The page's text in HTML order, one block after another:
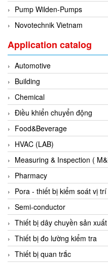
Exide Technologies Vietnam
EXOR
FANUC
FDM/ F.lli Della Marca Srl
FEIN
Felm
FESTO
FHF (EATON Crouse-Hinds)
Fife/ Maxcess
Fimet
Fine Suntronix
FineTek
Finna Sensors Vietnam
Fireye
Fischer
Fisher
Pump Wilden-Pumps
Novotechnik Vietnam
Application catalog
Automotive
Building
Chemical
Điều khiển chuyển động
Food&Beverage
HVAC (LAB)
Measuring & Inspection (
Pharmacy
Pora - thiết bị kiểm soát vị trí
Semi-conductor
Thiết bị dây chuyền sản xuất
Thiết bị đo lường kiểm tra
Thiết bị quan trắc